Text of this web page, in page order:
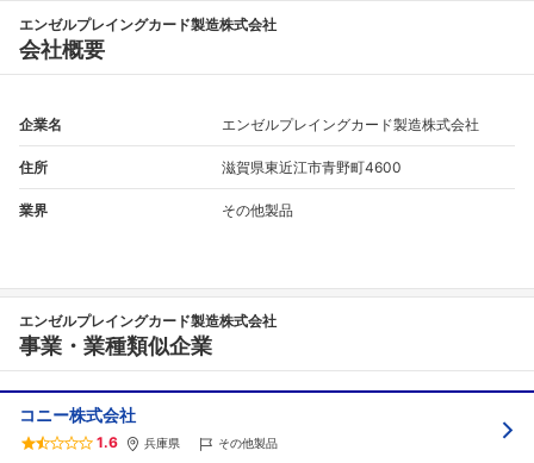
エンゼルプレイングカード製造株式会社
会社概要
企業名 エンゼルプレイングカード製造株式会社
住所 滋賀県東近江市青野町4600
業界 その他製品
エンゼルプレイングカード製造株式会社
事業・業種類似企業
コニー株式会社
1.6 兵庫県 その他製品